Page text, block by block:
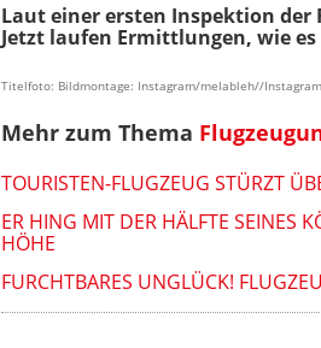
Laut einer ersten Inspektion der
Jetzt laufen Ermittlungen, wie
Titelfoto: Bildmontage: Instagram/melableh//
Mehr zum Thema
TOURISTEN-FLUGZEUG STÜRZT
ER HING MIT DER HÄLFTE SEINES
HÖHE
FURCHTBARES UNGLÜCK!